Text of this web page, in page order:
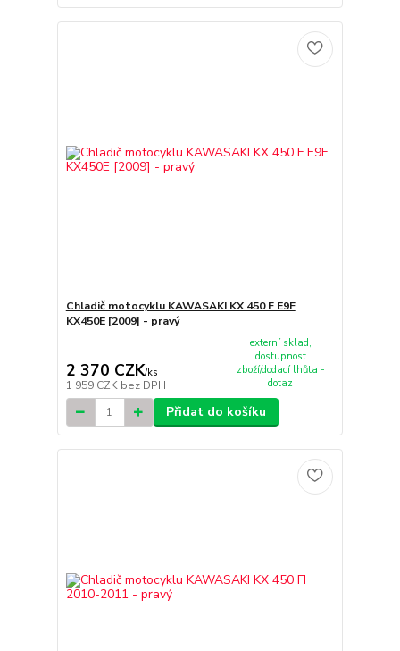
Chladič motocyklu KAWASAKI KX 450 F E9F
KX450E [2009] - pravý
2 370 CZK/ks
1 959 CZK bez DPH
externí sklad,
dostupnost
zboží/dodací lhůta -
dotaz
Přidat do košíku